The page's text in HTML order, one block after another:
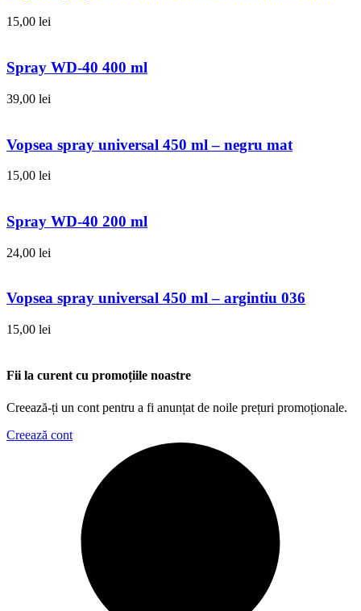
15,00 lei
Spray WD-40 400 ml
39,00 lei
Vopsea spray universal 450 ml – negru mat
15,00 lei
Spray WD-40 200 ml
24,00 lei
Vopsea spray universal 450 ml – argintiu 036
15,00 lei
Fii la curent cu promoțiile noastre
Creează-ți un cont pentru a fi anunțat de noile prețuri promoționale.
Creează cont